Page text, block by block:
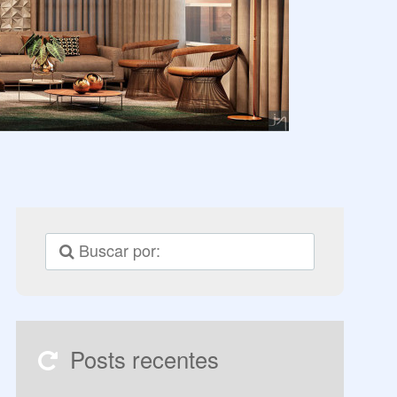
Posts recentes